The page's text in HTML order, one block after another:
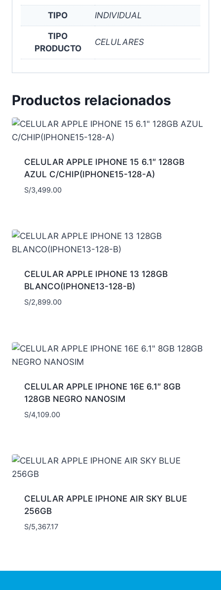
TIPO INDIVIDUAL
TIPO
PRODUCTO
CELULARES
Productos relacionados
CELULAR APPLE IPHONE 15 6.1″ 128GB
AZUL C/CHIP(IPHONE15-128-A)
S/3,499.00
CELULAR APPLE IPHONE 13 128GB
BLANCO(IPHONE13-128-B)
S/2,899.00
CELULAR APPLE IPHONE 16E 6.1″ 8GB
128GB NEGRO NANOSIM
S/4,109.00
CELULAR APPLE IPHONE AIR SKY BLUE
256GB
S/5,367.17